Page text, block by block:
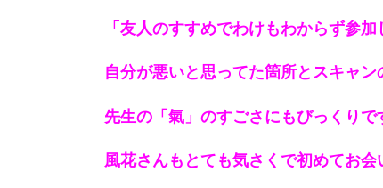
「友人のすすめでわけもわからず参
自分が悪いと思ってた箇所とスキャン
先生の「氣」のすごさにもびっくりで
風花さんもとても気さくで初めてお